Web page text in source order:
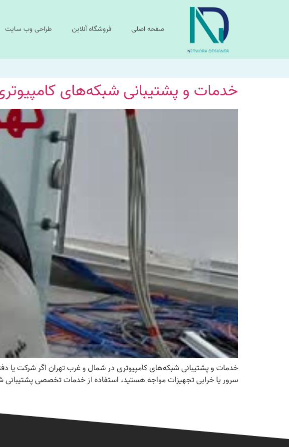
صفحه اصلی فروشگاه آنلاین طراحی وب سایت
خدمات و پشتیبانی شبکه‌های
خدمات و پشتیبانی شبکه‌های کامپیوتری در شمال و غرب تهران اگر شرکت یا
سرور یا خرابی تجهیزات مواجه هستید، استفاده از خدمات تخصصی